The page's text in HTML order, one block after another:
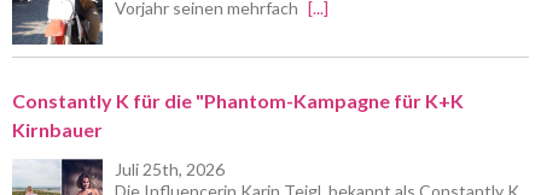
Vorjahr seinen mehrfach [...]
Constantly K für die "Phantom-Kampagne für K+K
Kirnbauer
Juli 25th, 2026
Die Influencerin Karin Teigl, bekannt als Constantly K,